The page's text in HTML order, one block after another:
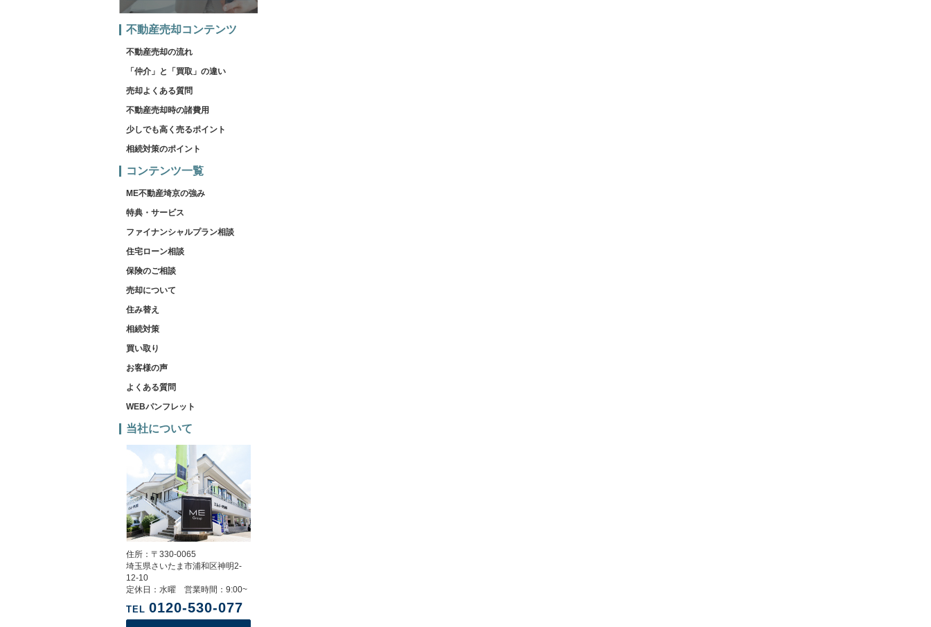
不動産売却コンテンツ
不動産売却の流れ
「仲介」と「買取」の違い
売却よくある質問
不動産売却時の諸費用
少しでも高く売るポイント
相続対策のポイント
コンテンツ一覧
ME不動産埼京の強み
特典・サービス
ファイナンシャルプラン相談
住宅ローン相談
保険のご相談
売却について
住み替え
相続対策
買い取り
お客様の声
よくある質問
WEBパンフレット
当社について
住所：〒330-0065
埼玉県さいたま市浦和区神明2-
12-10
定休日：水曜 営業時間：9:00~
TEL 0120-530-077